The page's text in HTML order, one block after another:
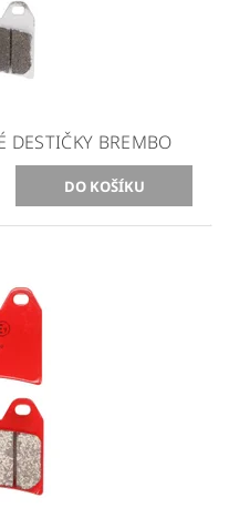
DESTIČKY BREMBO